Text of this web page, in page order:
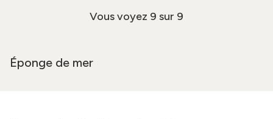
Vous voyez 9 sur 9
Éponge de mer